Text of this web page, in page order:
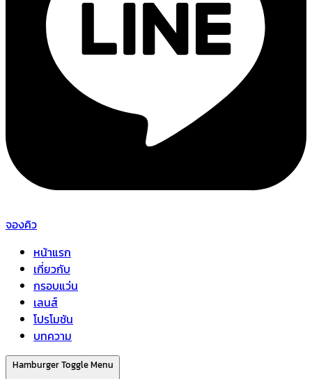
จองคิว
หน้าแรก
เกี่ยวกับ
กรอบแว่น
เลนส์
โปรโมชัน
บทความ
Hamburger Toggle Menu